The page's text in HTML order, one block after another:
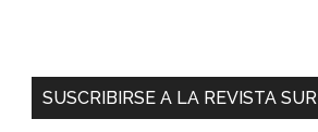
SUSCRIBIRSE A LA REVISTA SUR